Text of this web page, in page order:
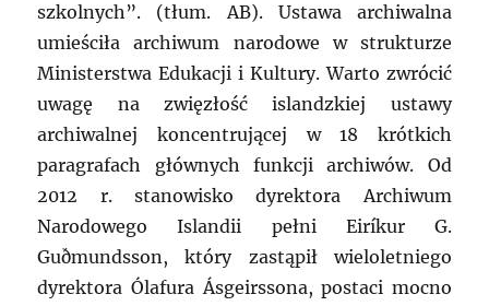
szkolnych”. (tłum. AB). Ustawa archiwalna
umieściła archiwum narodowe w strukturze
Ministerstwa Edukacji i Kultury. Warto zwrócić
uwagę na zwięzłość islandzkiej ustawy
archiwalnej koncentrującej w 18 krótkich
paragrafach głównych funkcji archiwów. Od
2012 r. stanowisko dyrektora Archiwum
Narodowego Islandii pełni Eiríkur G.
Guðmundsson, który zastąpił wieloletniego
dyrektora Ólafura Ásgeirssona, postaci mocno